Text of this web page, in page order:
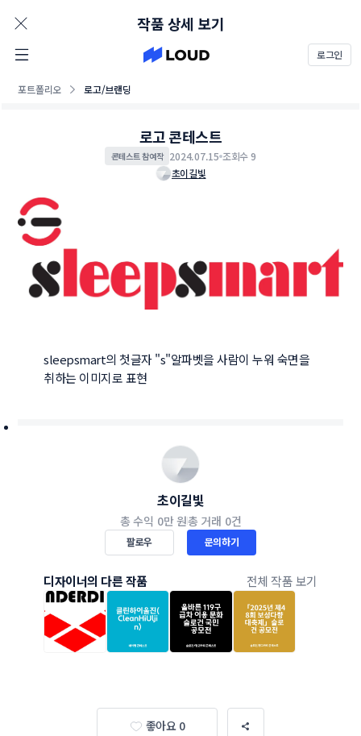
로그인
포트폴리오 로고/브랜딩
작품 상세 보기
로고 콘테스트
콘테스트 참여작 2024.07.15 조회수 9
초이길빛
sleepsmart의 첫글자 "s"알파벳을 사람이 누워 숙면을
취하는 이미지로 표현
초이길빛
총 수익 0만 원총 거래 0건
팔로우 문의하기
디자이너의 다른 작품 전체 작품 보기
좋아요 0